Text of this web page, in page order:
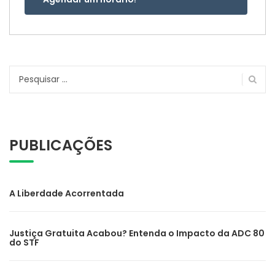
Pesquisar
PUBLICAÇÕES
A Liberdade Acorrentada
Justiça Gratuita Acabou? Entenda o Impacto da ADC 80
do STF